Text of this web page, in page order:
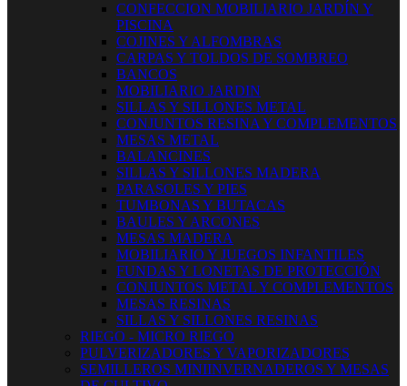
CONFECCION MOBILIARIO JARDÍN Y
PISCINA
COJINES Y ALFOMBRAS
CARPAS Y TOLDOS DE SOMBREO
BANCOS
MOBILIARIO JARDIN
SILLAS Y SILLONES METAL
CONJUNTOS RESINA Y COMPLEMENTOS
MESAS METAL
BALANCINES
SILLAS Y SILLONES MADERA
PARASOLES Y PIES
TUMBONAS Y BUTACAS
BAULES Y ARCONES
MESAS MADERA
MOBILIARIO Y JUEGOS INFANTILES
FUNDAS Y LONETAS DE PROTECCIÓN
CONJUNTOS METAL Y COMPLEMENTOS
MESAS RESINAS
SILLAS Y SILLONES RESINAS
RIEGO - MICRO RIEGO
PULVERIZADORES Y VAPORIZADORES
SEMILLEROS MINIINVERNADEROS Y MESAS